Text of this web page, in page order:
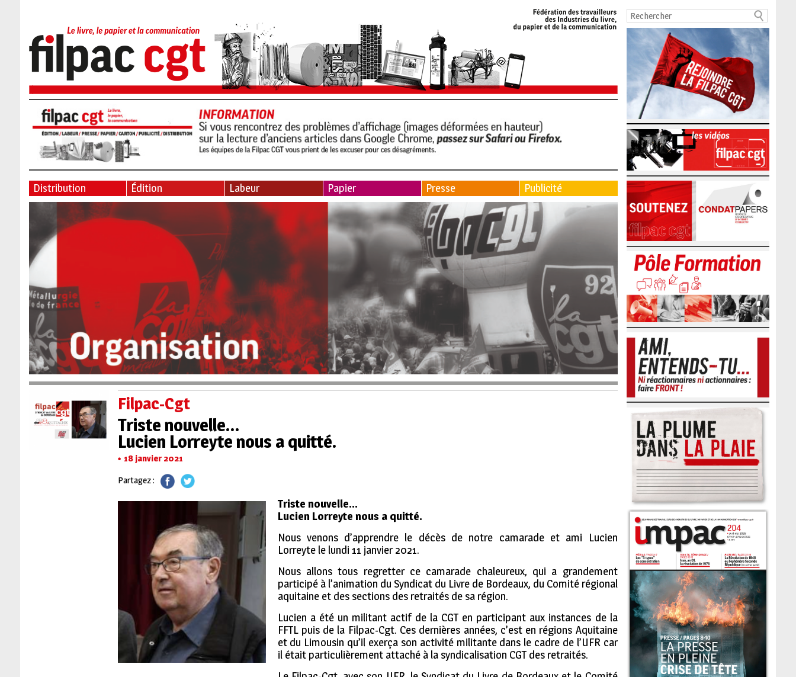
Distribution Édition Labeur Papier Presse Publicité
Filpac-Cgt
Triste nouvelle…
Lucien Lorreyte nous a quitté.
18 janvier 2021
Partagez :
Triste nouvelle…
Lucien Lorreyte nous a quitté.
Nous venons d’apprendre le décès de notre camarade et ami Lucien
Lorreyte le lundi 11 janvier 2021.
Nous allons tous regretter ce camarade chaleureux, qui a grandement
participé à l’animation du Syndicat du Livre de Bordeaux, du Comité régional
aquitaine et des sections des retraités de sa région.
Lucien a été un militant actif de la CGT en participant aux instances de la
FFTL puis de la Filpac-Cgt. Ces dernières années, c’est en régions Aquitaine
et du Limousin qu’il exerça son activité militante dans le cadre de l’UFR car
il était particulièrement attaché à la syndicalisation CGT des retraités.